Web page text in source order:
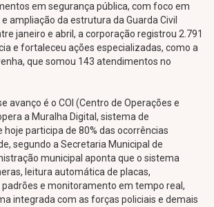
em segurança pública, com foco em
ampliação da estrutura da Guarda Civil
janeiro e abril, a corporação registrou 2.791
e fortaleceu ações especializadas, como a
que somou 143 atendimentos no
avanço é o COI (Centro de Operações e
a Muralha Digital, sistema de
participa de 80% das ocorrências
segundo a Secretaria Municipal de
municipal aponta que o sistema
leitura automática de placas,
e monitoramento em tempo real,
integrada com as forças policiais e demais